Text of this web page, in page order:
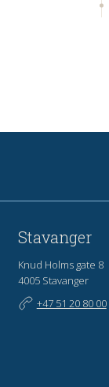
Stavanger
Knud Holms gate 8
4005 Stavanger
+47 51 20 80 00